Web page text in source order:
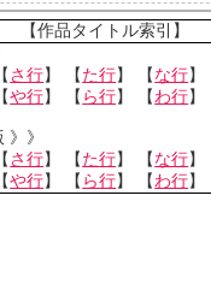
【作品タイトル索引】
さ行】 【た行】 【な行】
や行】 【 ら行】 【わ行】
》》
さ行】 【た行】 【な行】
や行】 【 ら行】 【わ行】